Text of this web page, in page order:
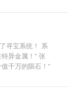
，报警警察来需要
只需要两分钟，不
还在里边蹲着！ 通
破坏国防设备……
的敌特分子扭送公
操作到此结束时，
馆当保安，遇见歹
剑与歹徒击剑？ 家
寻宝系统！ 系
异金属！” 张
千万的陨石！”
珍贵古董，他人遍